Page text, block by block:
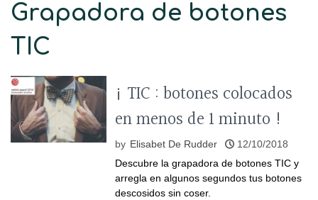
Grapadora de botones
TIC
¡ TIC : botones colocados
en menos de 1 minuto !
by Elisabet De Rudder
12/10/2018
Descubre la grapadora de botones TIC y
arregla en algunos segundos tus botones
descosidos sin coser.